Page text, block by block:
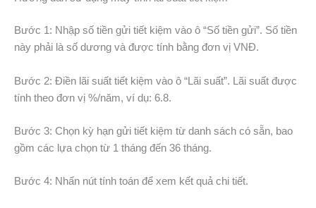
Bước 1: Nhập số tiền gửi tiết kiệm vào ô “Số tiền gửi”. Số tiền
này phải là số dương và được tính bằng đơn vị VNĐ.
Bước 2: Điền lãi suất tiết kiệm vào ô “Lãi suất”. Lãi suất được
tính theo đơn vị %/năm, ví dụ: 6.8.
Bước 3: Chọn kỳ hạn gửi tiết kiệm từ danh sách có sẵn, bao
gồm các lựa chọn từ 1 tháng đến 36 tháng.
Bước 4: Nhấn nút tính toán để xem kết quả chi tiết.